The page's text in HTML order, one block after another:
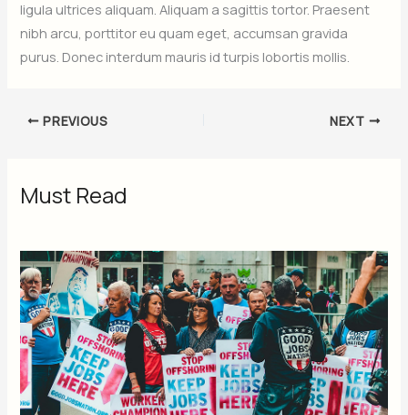
ligula ultrices aliquam. Aliquam a sagittis tortor. Praesent
nibh arcu, porttitor eu quam eget, accumsan gravida
purus. Donec interdum mauris id turpis lobortis mollis.
PREVIOUS NEXT
Must Read